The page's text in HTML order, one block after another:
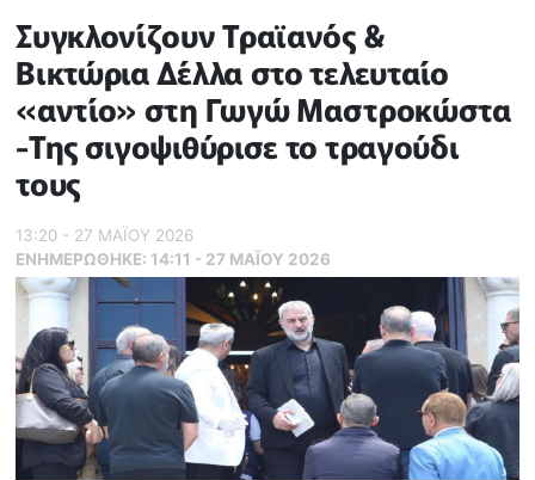
Συγκλονίζoυν Τραϊανός &
Βικτώρια Δέλλα στο τελευταίο
«αντίο» στη Γωγώ Μαστροκώστα
-Της σιγοψιθύρισε το τραγούδι
τους
13:20 - 27 ΜΑΪ́ΟΥ 2026
ΕΝΗΜΕΡΏΘΗΚΕ: 14:11 - 27 ΜΑΪ́ΟΥ 2026